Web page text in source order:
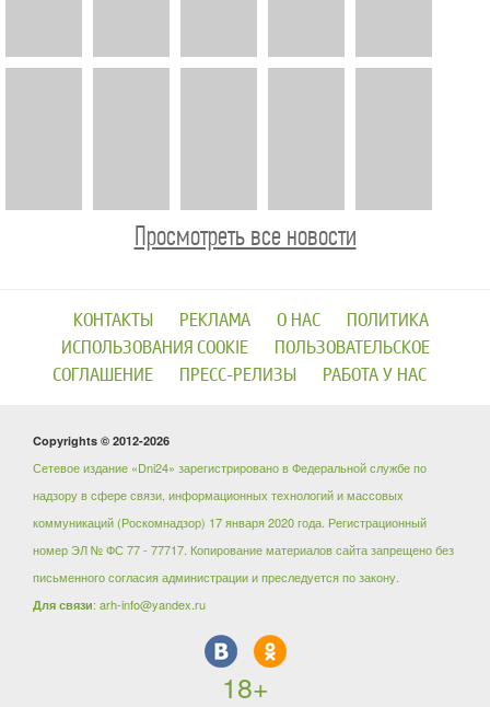
Просмотреть все новости
КОНТАКТЫ РЕКЛАМА О НАС
ПОЛИТИКА
ИСПОЛЬЗОВАНИЯ COOKIE
ПОЛЬЗОВАТЕЛЬСКОЕ
СОГЛАШЕНИЕ
ПРЕСС-РЕЛИЗЫ РАБОТА У НАС
Copyrights © 2012-2026
Сетевое издание «Dni24» зарегистрировано в Федеральной службе по
надзору в сфере связи, информационных технологий и массовых
коммуникаций (Роскомнадзор) 17 января 2020 года. Регистрационный
номер ЭЛ № ФС 77 - 77717. Копирование материалов сайта запрещено без
письменного согласия администрации и преследуется по закону.
Для связи: arh-info@yandex.ru
18+